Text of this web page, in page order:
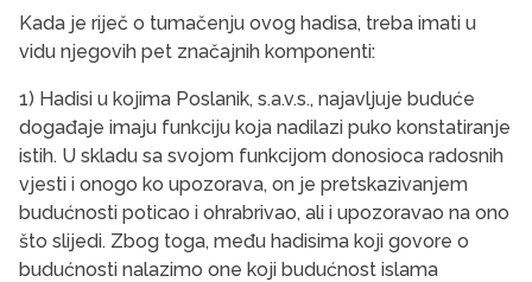
Kada je riječ o tumačenju ovog hadisa, treba imati u
vidu njegovih pet značajnih komponenti:
1) Hadisi u kojima Poslanik, s.a.v.s., najavljuje buduće
događaje imaju funkciju koja nadilazi puko konstatiranje
istih. U skladu sa svojom funkcijom donosioca radosnih
vjesti i onogo ko upozorava, on je pretskazivanjem
budućnosti poticao i ohrabrivao, ali i upozoravao na ono
što slijedi. Zbog toga, među hadisima koji govore o
budućnosti nalazimo one koji budućnost islama